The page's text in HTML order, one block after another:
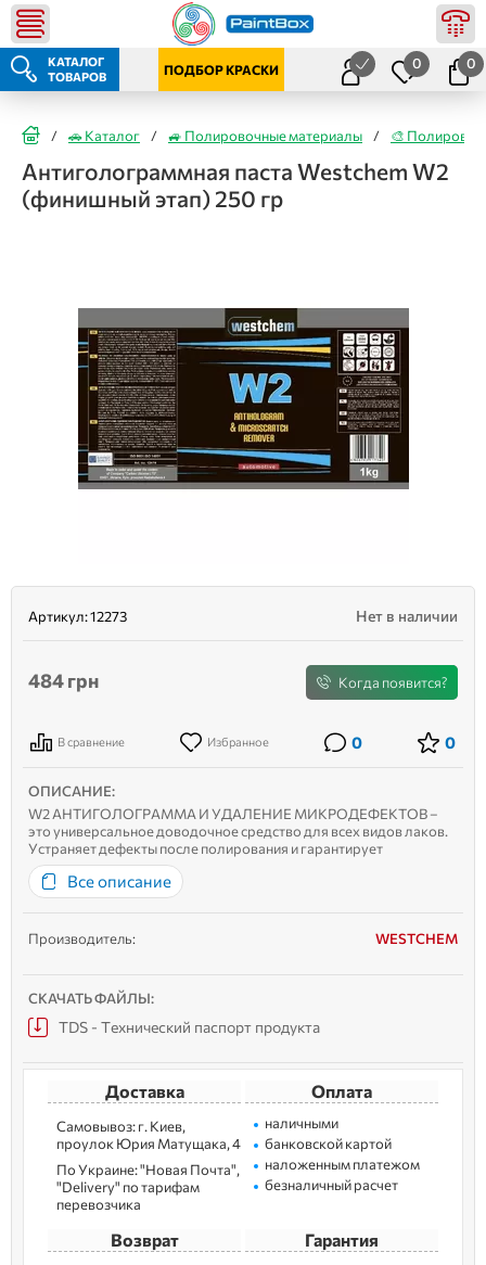
КАТАЛОГ
ТОВАРОВ
ПОДБОР КРАСКИ 0 0
/ 🚗 Каталог / 🚙 Полировочные материалы / 🎨
Антиголограммная паста Westchem W2
(финишный этап) 250 гр
Артикул:12273 Нет в наличии
484грн Когда появится?
В сравнение Избранное 0 0
ОПИСАНИЕ:
W2 АНТИГОЛОГРАММА И УДАЛЕНИЕ МИКРОДЕФЕКТОВ –
это универсальное доводочное средство для всех видов лаков.
Устраняет дефекты после полирования и гарантирует
зеркальный блеск. Применяется как «второй шаг» с пастами W1
Strong и W2 Optimal. Высококачественные полировальные
минералы...
Все описание
Производитель: WESTCHEM
СКАЧАТЬ ФАЙЛЫ:
TDS - Технический паспорт продукта
Доставка
Самовывоз: г. Kиев,
пpoулoк Юрия Матущака, 4
По Украине: "Новая Почта",
"Delivery" по тарифам
перевозчика
Оплата
наличными
банковской картой
наложенным платежом
безналичный расчет
Возврат Гарантия